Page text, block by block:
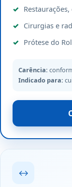
Cirurgias e
Prótese do
Carência:
Indicado para:
↔